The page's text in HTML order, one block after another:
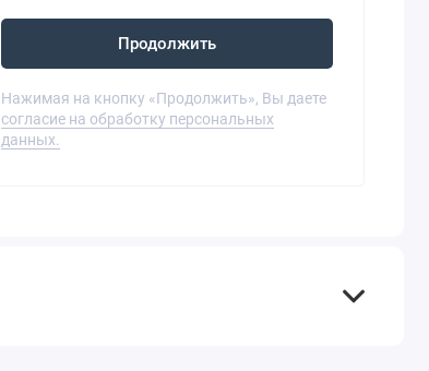
Продолжить
Нажимая на кнопку «Продолжить», Вы даете
согласие на обработку персональных
данных.